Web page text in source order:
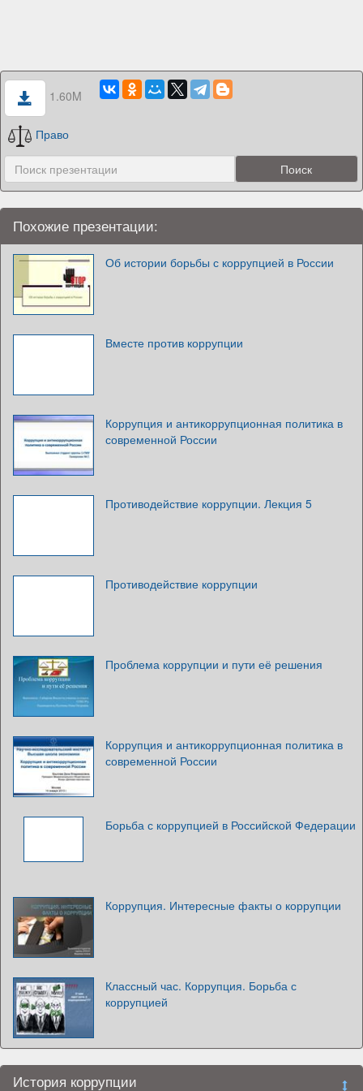
1.60M
Право
Похожие презентации:
Об истории борьбы с коррупцией в России
Вместе против коррупции
Коррупция и антикоррупционная политика в
современной России
Противодействие коррупции. Лекция 5
Противодействие коррупции
Проблема коррупции и пути её решения
Коррупция и антикоррупционная политика в
современной России
Борьба с коррупцией в Российской Федерации
Коррупция. Интересные факты о коррупции
Классный час. Коррупция. Борьба с
коррупцией
История коррупции